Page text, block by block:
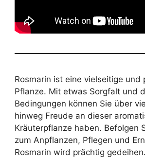
Rosmarin ist eine vielseitige und
Pflanze. Mit etwas Sorgfalt und
Bedingungen können Sie über
hinweg Freude an dieser
Kräuterpflanze haben. Befolgen
zum Anpflanzen, Pflegen und
Rosmarin wird prächtig